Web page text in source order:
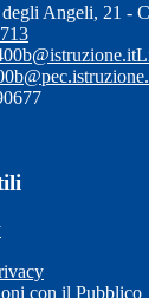
degli Angeli, 21 -
con il Pubblico